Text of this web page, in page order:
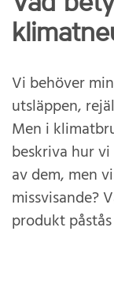
Vi behöver
utsläppen,
Men i
beskriva hur
av dem, men
missvisande?
produkt